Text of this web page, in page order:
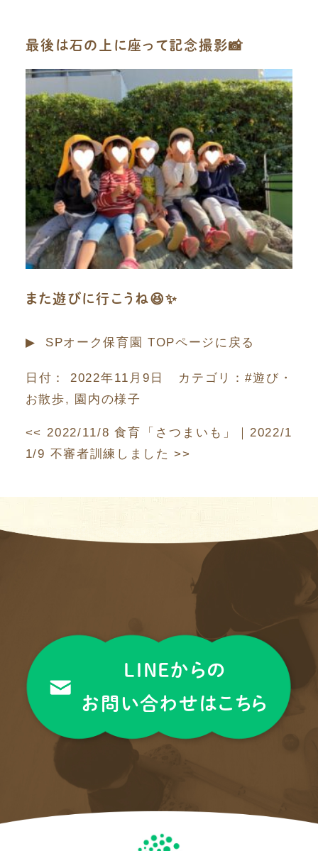
最後は石の上に座って記念撮影📸
また遊びに行こうね😆✨
▶︎ SPオーク保育園 TOPページに戻る
日付：2022年11月9日 カテゴリ：#遊び・
お散歩, 園内の様子
<< 2022/11/8 食育「さつまいも」 ｜ 2022/1
1/9 不審者訓練しました>>
LINEからの
お問い合わせはこちら